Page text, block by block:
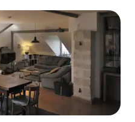
hóspedes